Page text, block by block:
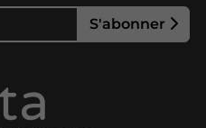
S'abonner